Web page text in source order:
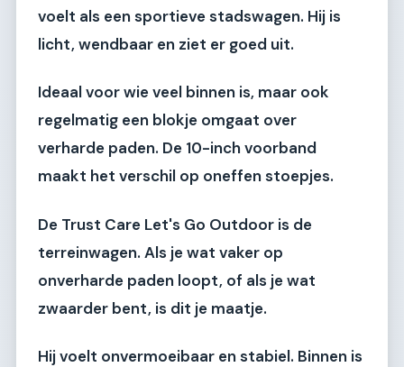
voelt als een sportieve stadswagen. Hij is
licht, wendbaar en ziet er goed uit.
Ideaal voor wie veel binnen is, maar ook
regelmatig een blokje omgaat over
verharde paden. De 10-inch voorband
maakt het verschil op oneffen stoepjes.
De Trust Care Let's Go Outdoor is de
terreinwagen. Als je wat vaker op
onverharde paden loopt, of als je wat
zwaarder bent, is dit je maatje.
Hij voelt onvermoeibaar en stabiel. Binnen is